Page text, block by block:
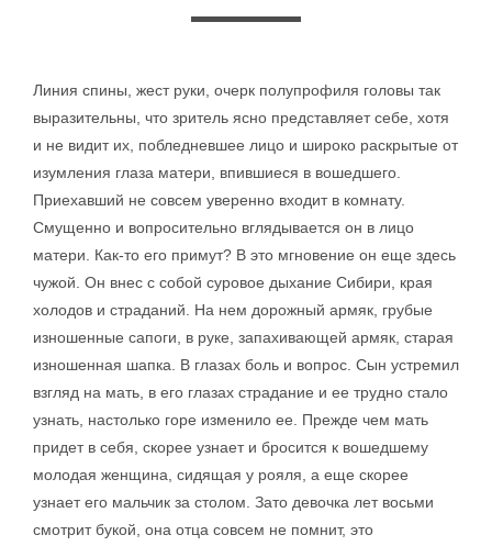
Линия спины, жест руки, очерк полупрофиля головы так
выразительны, что зритель ясно представляет себе, хотя
и не видит их, побледневшее лицо и широко раскрытые от
изумления глаза матери, впившиеся в вошедшего.
Приехавший не совсем уверенно входит в комнату.
Смущенно и вопросительно вглядывается он в лицо
матери. Как-то его примут? В это мгновение он еще здесь
чужой. Он внес с собой суровое дыхание Сибири, края
холодов и страданий. На нем дорожный армяк, грубые
изношенные сапоги, в руке, запахивающей армяк, старая
изношенная шапка. В глазах боль и вопрос. Сын устремил
взгляд на мать, в его глазах страдание и ее трудно стало
узнать, настолько горе изменило ее. Прежде чем мать
придет в себя, скорее узнает и бросится к вошедшему
молодая женщина, сидящая у рояля, а еще скорее
узнает его мальчик за столом. Зато девочка лет восьми
смотрит букой, она отца совсем не помнит, это